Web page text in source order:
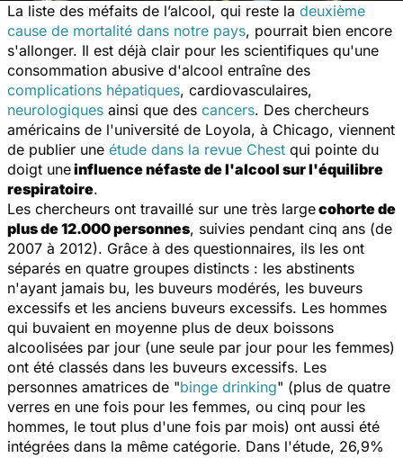
La liste des méfaits de l’alcool, qui reste la deuxième
cause de mortalité dans notre pays, pourrait bien encore
s'allonger. Il est déjà clair pour les scientifiques qu'une
consommation abusive d'alcool entraîne des
complications hépatiques, cardiovasculaires,
neurologiques ainsi que des cancers. Des chercheurs
américains de l'université de Loyola, à Chicago, viennent
de publier une étude dans la revue Chest qui pointe du
doigt uneinfluence néfaste de l'alcool sur l'équilibre
respiratoire.
Les chercheurs ont travaillé sur une très largecohorte de
plus de 12.000 personnes, suivies pendant cinq ans (de
2007 à 2012). Grâce à des questionnaires, ils les ont
séparés en quatre groupes distincts : les abstinents
n'ayant jamais bu, les buveurs modérés, les buveurs
excessifs et les anciens buveurs excessifs. Les hommes
qui buvaient en moyenne plus de deux boissons
alcoolisées par jour (une seule par jour pour les femmes)
ont été classés dans les buveurs excessifs. Les
personnes amatrices de "binge drinking" (plus de quatre
verres en une fois pour les femmes, ou cinq pour les
hommes, le tout plus d'une fois par mois) ont aussi été
intégrées dans la même catégorie. Dans l'étude, 26,9%